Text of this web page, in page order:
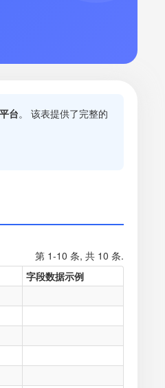
台。 该表提供了完整的
第 1-10 条, 共 10 条.
字段数据示例